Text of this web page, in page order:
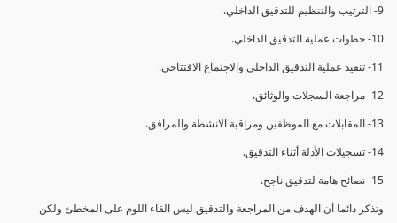
9- الترتيب والتنظيم للتدقيق الداخلي.
10- خطوات عملية التدقيق الداخلي.
11- تنفيذ عملية التدقيق الداخلي والاجتماع الافتتاحي.
12- مراجعة السجلات والوثائق.
13- المقابلات مع الموظفين ومراقبة الانشطة والمرافق.
14- تسجيلات الأدلة أثناء التدقيق.
15- نصائح هامة لتدقيق ناجح.
وتذكر دائما أن الهدف من المراجعة والتدقيق ليس القاء اللوم على المخطئ ولكن